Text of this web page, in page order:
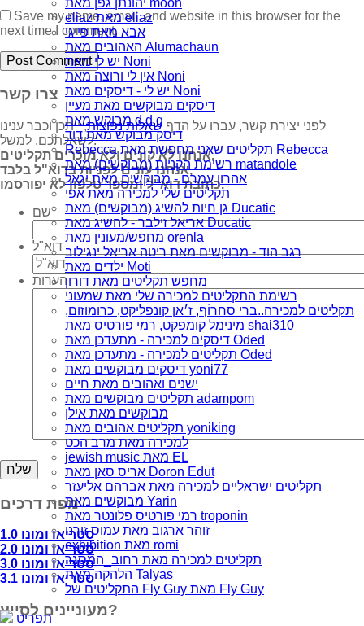
eliaz מאת eliaz
אבא מאת פייגי
האהובים מאת Alumachaun
יש לי מאת Noni
אין לי ורוצה מאת Noni
יש לי - דיסקים מאת Noni
דיסקים מבוקשים מאת מעיין
מבוקש מאת d.d.g
דיסק מבוקש מאת דוד
Rebecca תקליטים שאני מחפשת מאת Rebecca
רשימת הקניות (מבוקשים) מאת matandole
אהרון עמרם - מבוקשים מאת יגאל
תקליטים שלי למכירה מאת אפי
גן חיות להשיג (מבוקשים) מאת Ducatic
אריאל זילבר - להשיג מאת Ducatic
מחפש/מעונין מאת orenla
רגב הוד - מבוקשים מאת ריטה אריאל ינגילוב
ילדים מאת Moti
מחפש תקליטים מאת דורון
רשימת התקליטים למכירה שלי מאת שמעוני
תקליטים למכירה..ברי סחרוֹף, ז׳אן קונפליקט, כרומוזום,
מינימל קומפקט, רמי פורטיס מאת shai310
דיסקים למכירה - מתעדכן מאת Oded
תקליטים למכירה - מתעדכן מאת Oded
דיסקים מבוקשים מאת yoni77
ישנים ואהובים מאת חיים
תקליטים מבוקשים מאת adampom
מבוקשים מאת אילן
תקליטים אהובים מאת yoniking
למכירה מאת מרב הכט
jewish music מאת EL
אריס סאן מאת Doron Edut
תקליטים ישראליים למכירה מאת אברהם אליעזר
מבוקשים מאת Yarin
רמי פורטיס פלונטר מאת troponin
זוהר ארגוב מאת עמוס זורנו
exhibition מאת romi
תקליטים למכירה מאת רחוב_המסגר
הלהקה מאת Talyas
התקליטים של Fly Guy מאת Fly Guy
תפריט
Save my name, email, and website in this browser for the
next time I comment.
צרו קשר
לפני יצירת קשר, עברו על הדף שאלות נפוצות, ייתכן וכבר ענינו
לשאלתכם. למשל:
אנחנו לא קונים ולא מוכרים תקליטים,
אנחנו עונים לפניות בדוא"ל בלבד,
כתובת דוא"ל ומספר טלפון לא יפורסמו.
שם
דוא"ל
הערות
מפת דרכים
סטריאו ומונו 1.0
סטריאו ומונו 2.0
סטריאו ומונו 3.0
סטריאו ומונו 3.1
מעוניינים לסייע?